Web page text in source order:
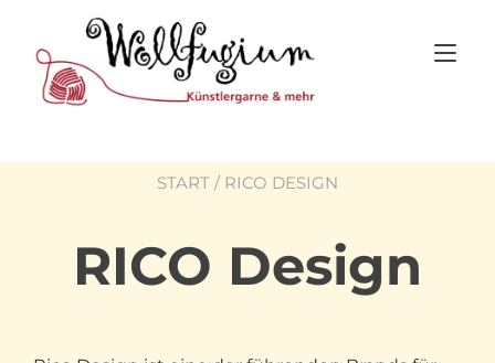
content
START / RICO DESIGN
RICO Design